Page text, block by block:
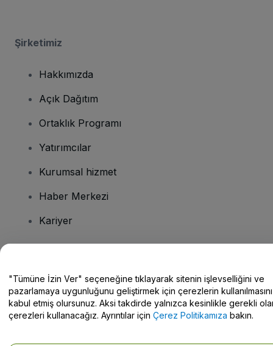
Şirketimiz
Hakkımızda
Açık Dağıtım
Ortaklık Programı
Yatırımcılar
Kurumsal hizmet
Haber Merkezi
Kariyer
Yardım Merkezi / Bize Ulaşın
"Tümüne İzin Ver" seçeneğine tıklayarak sitenin işlevselliğini ve
pazarlamaya uygunluğunu geliştirmek için çerezlerin kullanılmasını
kabul etmiş olursunuz. Aksi takdirde yalnızca kesinlikle gerekli
çerezleri kullanacağız. Ayrıntılar için Çerez Politikamıza bakın.